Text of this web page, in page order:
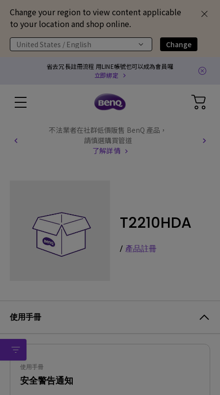
Change your region to view content applicable
to your location and shop online.
United States / English Change
省去冗長註冊流程 用LINE帳號也可以成為會員囉
立即綁定
不法業者在社群低價販售 BenQ 產品，
請慎選購買管道
了解詳情
T2210HDA
/ 產品註冊
使用手冊
使用手冊
安全警告通知